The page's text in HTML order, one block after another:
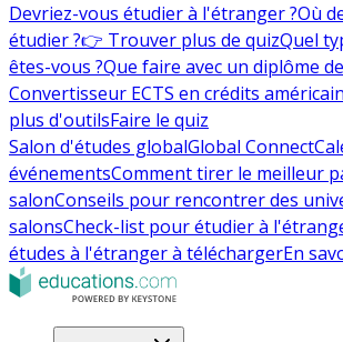
Devriez-vous étudier à l'étranger ?Où
étudier ?👉 Trouver plus de quizQuel
êtes-vous ?Que faire avec un diplôme
Convertisseur ECTS en crédits
plus d'outilsFaire le quiz
Salon d'études globalGlobal Connect
événementsComment tirer le meilleur
salonConseils pour rencontrer des
salonsCheck-list pour étudier à
études à l'étranger à téléchargerEn